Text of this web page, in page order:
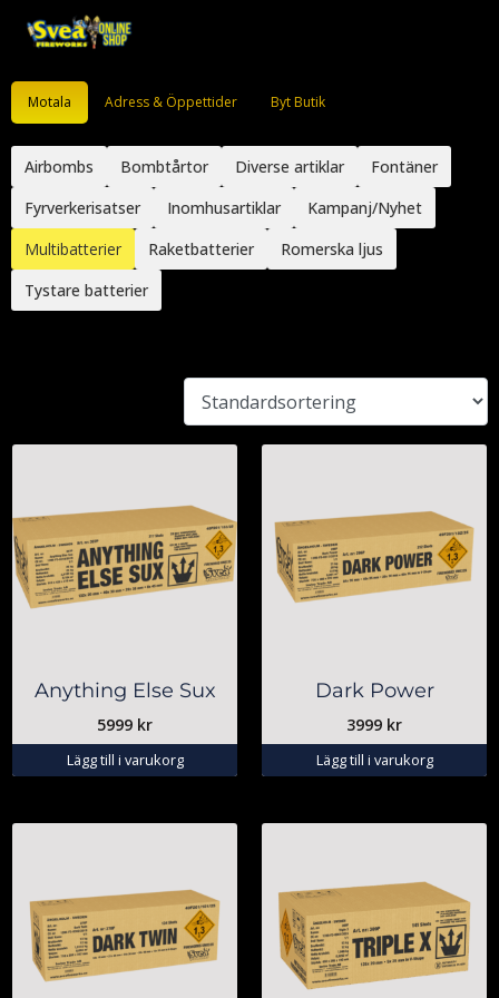
Motala Adress & Öppettider Byt Butik
Airbombs Bombtårtor Diverse artiklar
Fontäner
Fyrverkerisatser
Inomhusartiklar
Kampanj/Nyhet
Multibatterier
Raketbatterier
Romerska ljus
Tystare batterier
Anything Else Sux
5999 kr
Lägg till i varukorg
Dark Power
3999 kr
Lägg till i varukorg